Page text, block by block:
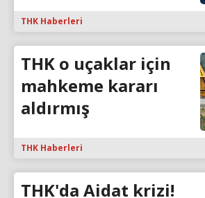
THK Haberleri
THK o uçaklar için
mahkeme kararı
aldırmış
THK Haberleri
THK'da Aidat krizi!